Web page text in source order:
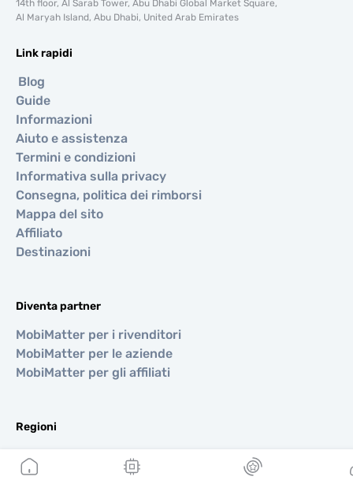
14th floor, Al Sarab Tower, Abu Dhabi Global Market Square,
Al Maryah Island, Abu Dhabi, United Arab Emirates
Link rapidi
Blog
Guide
Informazioni
Aiuto e assistenza
Termini e condizioni
Informativa sulla privacy
Consegna, politica dei rimborsi
Mappa del sito
Affiliato
Destinazioni
Diventa partner
MobiMatter per i rivenditori
MobiMatter per le aziende
MobiMatter per gli affiliati
Regioni
eSIM per Europa
eSIM per Asia